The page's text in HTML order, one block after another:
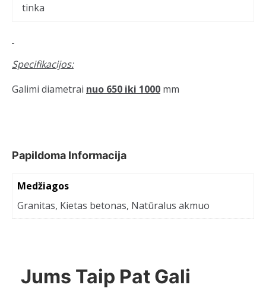
tinka
Specifikacijos:
Galimi diametrai nuo 650 iki 1000 mm
Papildoma Informacija
Medžiagos
Granitas, Kietas betonas, Natūralus akmuo
Jums Taip Pat Gali